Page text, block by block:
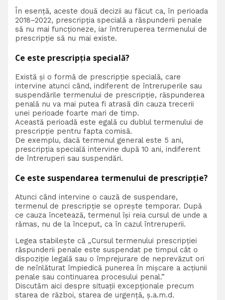
În esență, aceste două decizii au făcut ca, în perioada
2018–2022, prescripția specială a răspunderii penale
să nu mai funcționeze, iar întreruperea termenului de
prescripție să nu mai existe.
Ce este prescripția specială?
Există și o formă de prescripție specială, care
intervine atunci când, indiferent de întreruperile sau
suspendările termenului de prescripție, răspunderea
penală nu va mai putea fi atrasă din cauza trecerii
unei perioade foarte mari de timp.
Această perioadă este egală cu dublul termenului de
prescripție pentru fapta comisă.
De exemplu, dacă termenul general este 5 ani,
prescripția specială intervine după 10 ani, indiferent
de întreruperi sau suspendări.
Ce este suspendarea termenului de prescripție?
Atunci când intervine o cauză de suspendare,
termenul de prescripție se oprește temporar. După
ce cauza încetează, termenul își reia cursul de unde a
rămas, nu de la început, ca în cazul întreruperii.
Legea stabilește că „Cursul termenului prescripției
răspunderii penale este suspendat pe timpul cât o
dispoziție legală sau o împrejurare de neprevăzut ori
de neînlăturat împiedică punerea în mișcare a acțiunii
penale sau continuarea procesului penal.”
Discutăm aici despre situații excepționale precum
starea de război, starea de urgență, ș.a.m.d.